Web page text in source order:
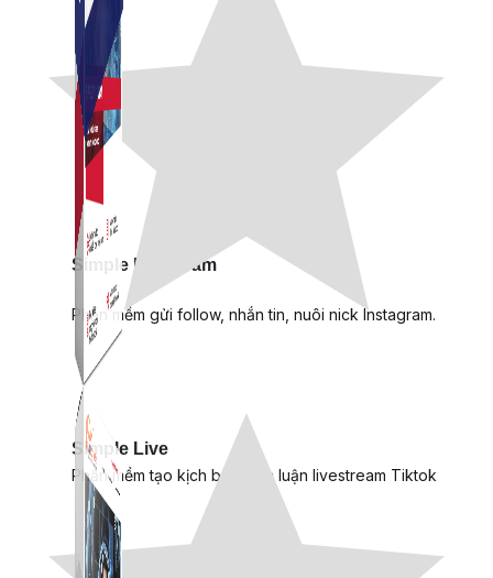
Simple Live
Phần mềm tạo kịch bản bình luận livestream Tiktok
Simple Instagram
Phần mềm gửi follow, nhắn tin, nuôi nick Instagram.